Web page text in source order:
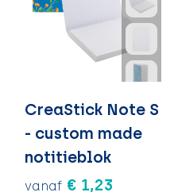
CreaStick Note S
- custom made
notitieblok
vanaf € 1,23